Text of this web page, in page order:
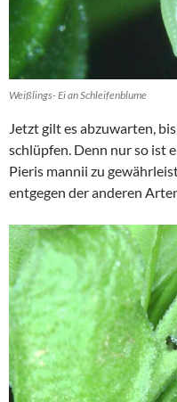
Weißlings- Ei an Schleifenblume
Jetzt gilt es abzuwarten,
schlüpfen. Denn nur so ist
Pieris mannii zu
entgegen der anderen